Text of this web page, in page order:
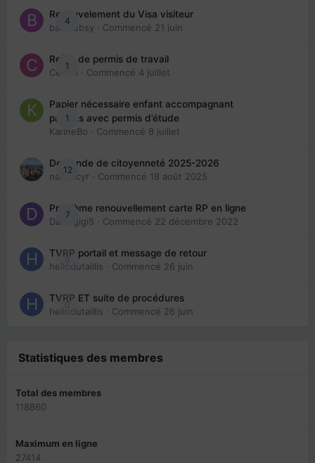
4
Renouvelement du Visa visiteur
babibubsy · Commencé 21 juin
1
Refus de permis de travail
Cedbri · Commencé 4 juillet
1
Papier nécessaire enfant accompagnant
parents avec permis d’étude
KarineBo · Commencé 8 juillet
12
Demande de citoyenneté 2025-2026
nanancyr · Commencé 18 août 2025
7
Problème renouvellement carte RP en ligne
Davidgigi5 · Commencé 22 décembre 2022
0
TVRP portail et message de retour
hellodutaillis · Commencé 26 juin
0
TVRP ET suite de procédures
hellodutaillis · Commencé 26 juin
Statistiques des membres
Total des membres
118860
Maximum en ligne
27414